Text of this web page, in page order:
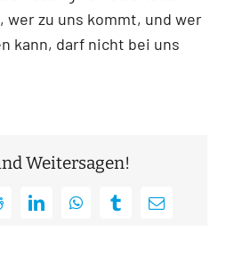
wer zu uns kommt, und wer
kann, darf nicht bei uns
Weitersagen!
LinkedInWhatsAppTumblrE-